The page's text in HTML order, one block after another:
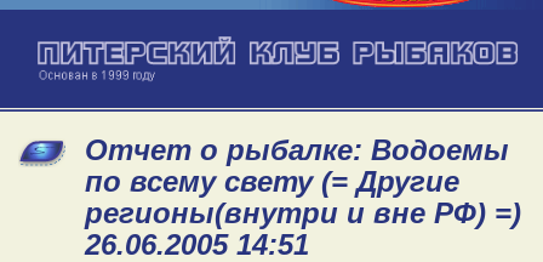
Отчет о рыбалке: Водоемы
по всему свету (= Другие
регионы(внутри и вне РФ) =)
26.06.2005 14:51